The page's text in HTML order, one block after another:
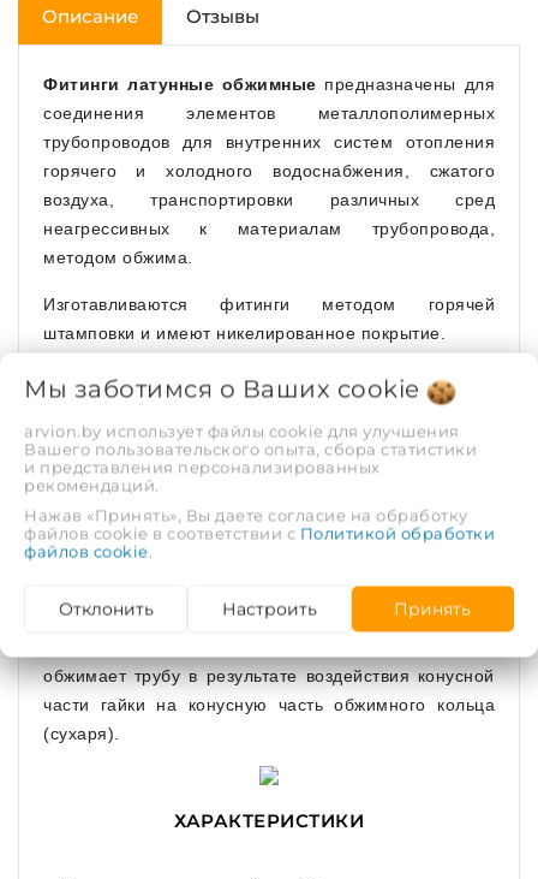
Описание Отзывы
Фитинги латунные обжимные предназначены для
соединения элементов металлополимерных
трубопроводов для внутренних систем отопления
горячего и холодного водоснабжения, сжатого
воздуха, транспортировки различных сред
неагрессивных к материалам трубопровода,
методом обжима.
Изготавливаются фитинги методом горячей
штамповки и имеют никелированное покрытие.
В проточках штуцера установлены два
уплотнительных кольца из EPDM. Торец трубы
контактирует с изоляционной прокладкой из PTFE
(тефлон), которая предотвращает появление
гальванической пары между алюминием трубы и
Закрепление трубы на фитинге производится
обжимает трубу в результате воздействия конусной
части гайки на конусную часть обжимного кольца
(сухаря).
ХАРАКТЕРИСТИКИ
Мы заботимся о Ваших cookie
arvion.by использует файлы cookie для улучшения
Вашего пользовательского опыта, сбора статистики
и представления персонализированных
рекомендаций.
Нажав «Принять», Вы даете согласие на обработку
файлов cookie в соответствии с Политикой обработки
файлов cookie
Отклонить Настроить Принять